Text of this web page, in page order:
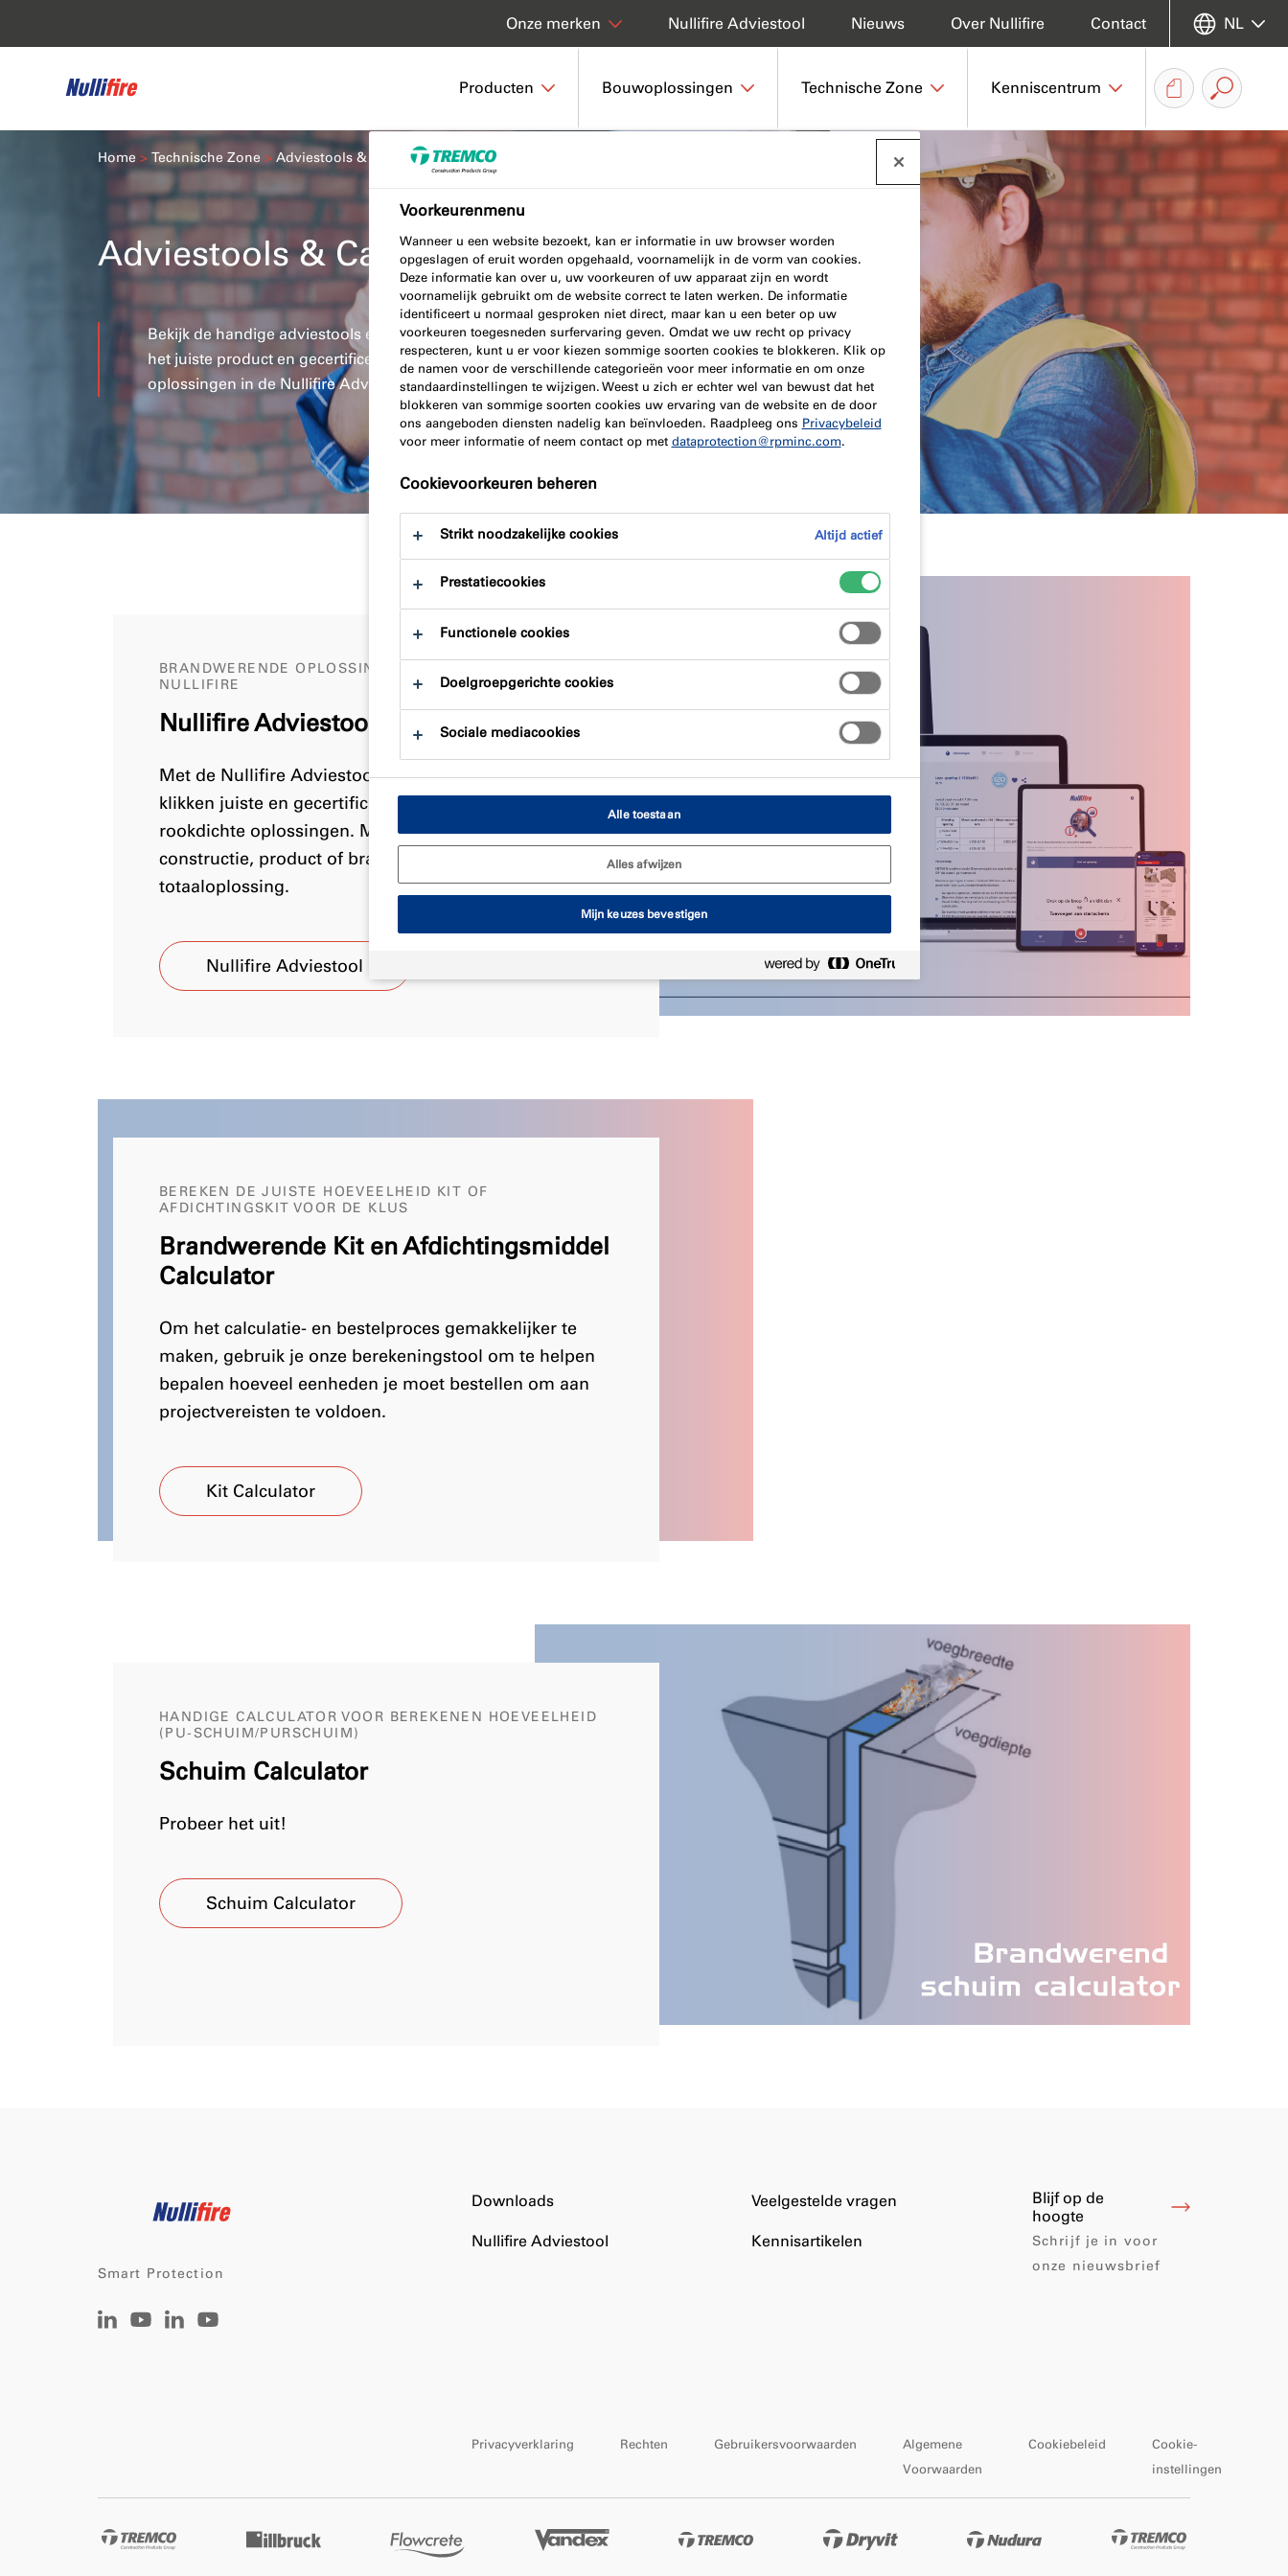
Producten Bouwoplossingen Technische Zone Kenniscentrum
Nullifire Adviestool Nieuws Over Nullifire Contact
Onze merken NL
Adviestools & Calculators
Bekijk de handige adviestools en calculators die helpen bij het kiezen van
het juiste product en gecertificeerde juiste brandwerende en rookdichte
oplossingen in de Nullifire Adviestool!
Home Technische Zone Adviestools & Calculators
BRANDWERENDE OPLOSSINGEN-SELECTOR VAN
NULLIFIRE
Nullifire Adviestool
Met de Nullifire Adviestool vind je binnen een paar
klikken juiste en gecertificeerde brandwerende en
rookdichte oplossingen. Met deze zoek je op basis van
constructie, product of brandwerendheid de juiste
totaaloplossing.
Nullifire Adviestool
BEREKEN DE JUISTE HOEVEELHEID KIT OF
AFDICHTINGSKIT VOOR DE KLUS
Brandwerende Kit en Afdichtingsmiddel
Calculator
Om het calculatie- en bestelproces gemakkelijker te
maken, gebruik je onze berekeningstool om te helpen
bepalen hoeveel eenheden je moet bestellen om aan
projectvereisten te voldoen.
Kit Calculator
HANDIGE CALCULATOR VOOR BEREKENEN HOEVEELHEID
(PU-SCHUIM/PURSCHUIM)
Schuim Calculator
Probeer het uit!
Schuim Calculator
Smart Protection
Downloads
Nullifire Adviestool
Veelgestelde vragen
Kennisartikelen
Blijf op de
hoogte
Schrijf je in voor
onze nieuwsbrief
Privacyverklaring Rechten Gebruikersvoorwaarden
Algemene
Voorwaarden
Cookiebeleid
Cookie-
instellingen
Voorkeurenmenu
Wanneer u een website bezoekt, kan er informatie in uw browser worden
opgeslagen of eruit worden opgehaald, voornamelijk in de vorm van cookies.
Deze informatie kan over u, uw voorkeuren of uw apparaat zijn en wordt
voornamelijk gebruikt om de website correct te laten werken. De informatie
identificeert u normaal gesproken niet direct, maar kan u een beter op uw
voorkeuren toegesneden surfervaring geven. Omdat we uw recht op privacy
respecteren, kunt u er voor kiezen sommige soorten cookies te blokkeren. Klik op
de namen voor de verschillende categorieën voor meer informatie en om onze
standaardinstellingen te wijzigen. Weest u zich er echter wel van bewust dat het
blokkeren van sommige soorten cookies uw ervaring van de website en de door
ons aangeboden diensten nadelig kan beïnvloeden. Raadpleeg ons Privacybeleid
voor meer informatie of neem contact op met dataprotection@rpminc.com.
Cookievoorkeuren beheren
Strikt noodzakelijke cookies Altijd actief
Prestatiecookies
Functionele cookies
Doelgroepgerichte cookies
Sociale mediacookies
Alle toestaan
Alles afwijzen
Mijn keuzes bevestigen